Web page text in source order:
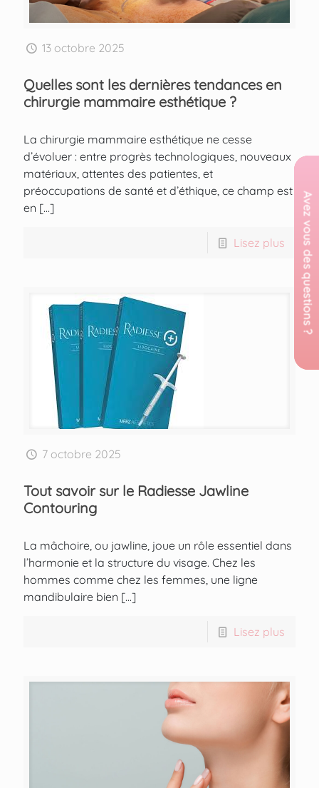
13 octobre 2025
Quelles sont les dernières tendances en
chirurgie mammaire esthétique ?
La chirurgie mammaire esthétique ne cesse
d’évoluer : entre progrès technologiques, nouveaux
matériaux, attentes des patientes, et
préoccupations de santé et d’éthique, ce champ est
en […]
Lisez plus
7 octobre 2025
Tout savoir sur le Radiesse Jawline
Contouring
La mâchoire, ou jawline, joue un rôle essentiel dans
l’harmonie et la structure du visage. Chez les
hommes comme chez les femmes, une ligne
mandibulaire bien […]
Lisez plus